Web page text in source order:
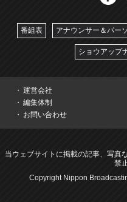
番組表 アナウンサー＆パー
ショウアップ
運営会社
編集体制
お問い合わせ
当ウェブサイトに掲載の記事、写真
禁
Copyright Nippon